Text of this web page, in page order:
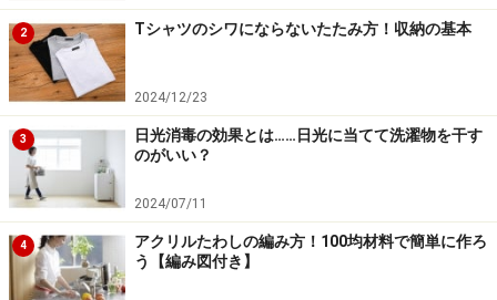
2 Tシャツのシワにならないたたみ方！収納の基本
2024/12/23
3
日光消毒の効果とは……日光に当てて洗濯物を干す
のがいい？
2024/07/11
4
アクリルたわしの編み方！100均材料で簡単に作ろ
う【編み図付き】